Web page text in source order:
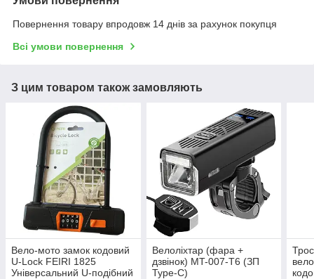
Повернення товару впродовж 14 днів за рахунок покупця
Всі умови повернення
З цим товаром також замовляють
Вело-мото замок кодовий
U-Lock FEIRI 1825
Універсальний U-подібний
Велоліхтар (фара +
дзвінок) MT-007-T6 (ЗП
Type-C)